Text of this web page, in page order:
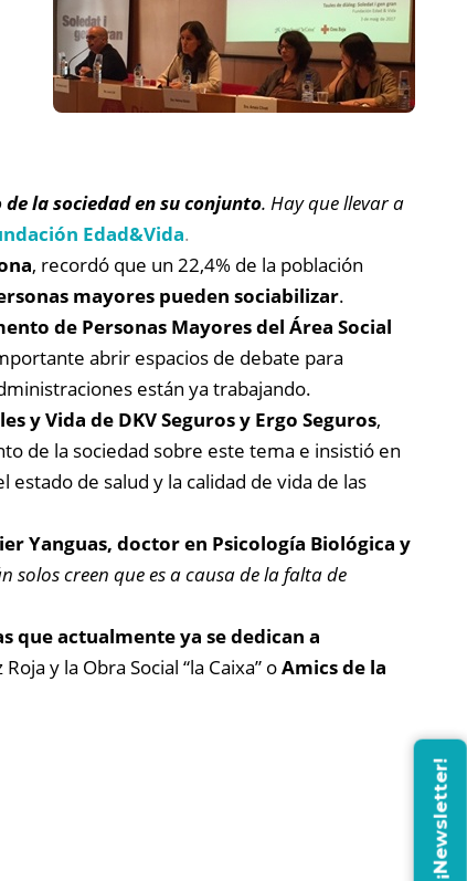
la sociedad en su conjunto. Hay que llevar a
Edad&Vida.
, recordó que un 22,4% de la población
mayores pueden sociabilizar.
de Personas Mayores del Área Social
abrir espacios de debate para
están ya trabajando.
y Vida de DKV Seguros y Ergo Seguros,
de la sociedad sobre este tema e insistió en
de salud y la calidad de vida de las
Yanguas, doctor en Psicología Biológica y
solos creen que es a causa de la falta de
que actualmente ya se dedican a
Roja y la Obra Social “la Caixa” oAmics de la
¡Newsletter!